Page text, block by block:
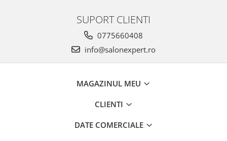
SUPORT CLIENTI
0775660408
info@salonexpert.ro
MAGAZINUL MEU
CLIENTI
DATE COMERCIALE